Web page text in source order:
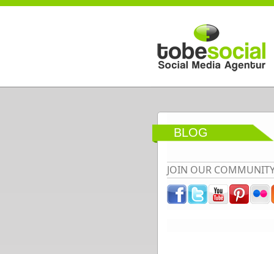
Direkt zum Inhalt
BLOG
JOIN OUR